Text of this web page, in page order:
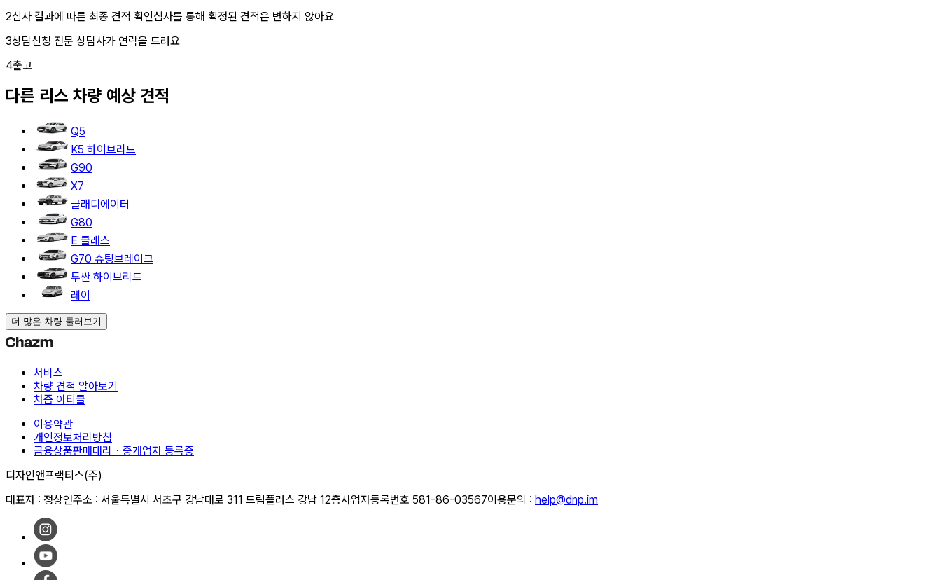
2심사 결과에 따른 최종 견적 확인심사를 통해 확정된 견적은 변하지 않아요
3상담신청 전문 상담사가 연락을 드려요
4출고
다른 리스 차량 예상 견적
Q5
K5 하이브리드
G90
X7
글래디에이터
G80
E 클래스
G70 슈팅브레이크
투싼 하이브리드
레이
더 많은 차량 둘러보기
서비스
차량 견적 알아보기
차즘 아티클
이용약관
개인정보처리방침
금융상품판매대리・중개업자 등록증
디자인앤프랙티스(주)
대표자 : 정상연주소 : 서울특별시 서초구 강남대로 311 드림플러스 강남 12층사업자등록번호 581-86-03567이용문의 : help@dnp.im